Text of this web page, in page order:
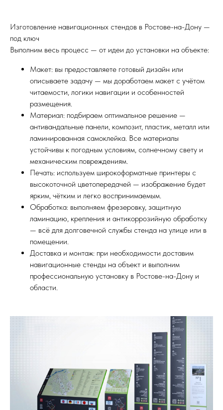
Изготовление навигационных стендов в Ростове-на-Дону —
под ключ
Выполним весь процесс — от идеи до установки на объекте:
Макет: вы предоставляете готовый дизайн или
описываете задачу — мы доработаем макет с учётом
читаемости, логики навигации и особенностей
размещения.
Материал: подбираем оптимальное решение —
антивандальные панели, композит, пластик, металл или
ламинированная самоклейка. Все материалы
устойчивы к погодным условиям, солнечному свету и
механическим повреждениям.
Печать: используем широкоформатные принтеры с
высокоточной цветопередачей — изображение будет
ярким, чётким и легко воспринимаемым.
Обработка: выполняем фрезеровку, защитную
ламинацию, крепления и антикоррозийную обработку
— всё для долговечной службы стенда на улице или в
помещении.
Доставка и монтаж: при необходимости доставим
навигационные стенды на объект и выполним
профессиональную установку в Ростове-на-Дону и
области.